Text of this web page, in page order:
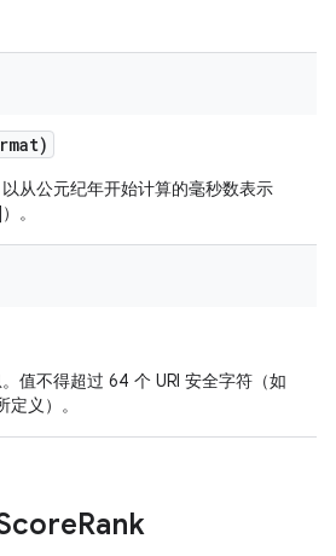
从公元纪年开始计算的毫秒数表示
。
值不得超过 64 个 URI 安全字符（如
义）。
Rank